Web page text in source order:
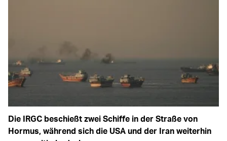
Die IRGC beschießt zwei Schiffe in der Straße von
Hormus, während sich die USA und der Iran weiterhin